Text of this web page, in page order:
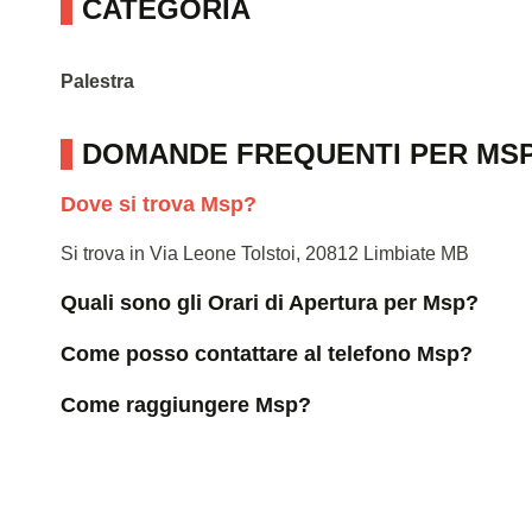
CATEGORIA
Palestra
DOMANDE FREQUENTI PER
Dove si trova Msp?
Si trova in Via Leone Tolstoi, 20812 Limbiate MB
Quali sono gli Orari di Apertura per Msp?
Come posso contattare al telefono Msp?
Come raggiungere Msp?